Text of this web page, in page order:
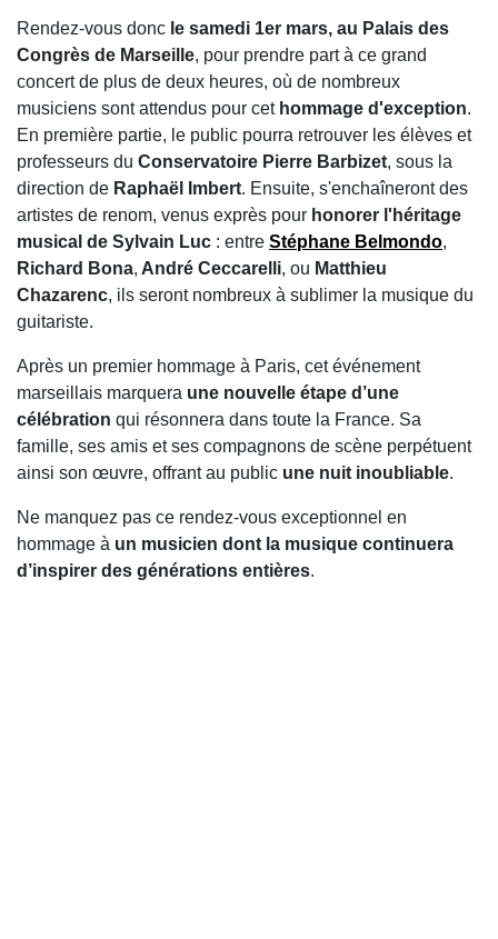
Rendez-vous donc le samedi 1er mars, au Palais des
Congrès de Marseille, pour prendre part à ce grand
concert de plus de deux heures, où de nombreux
musiciens sont attendus pour cet hommage d'exception.
En première partie, le public pourra retrouver les élèves et
professeurs du Conservatoire Pierre Barbizet, sous la
direction de Raphaël Imbert. Ensuite, s'enchaîneront des
artistes de renom, venus exprès pour honorer l'héritage
musical de Sylvain Luc : entre Stéphane Belmondo,
Richard Bona, André Ceccarelli, ou Matthieu
Chazarenc, ils seront nombreux à sublimer la musique du
guitariste.
Après un premier hommage à Paris, cet événement
marseillais marquera une nouvelle étape d’une
célébration qui résonnera dans toute la France. Sa
famille, ses amis et ses compagnons de scène perpétuent
ainsi son œuvre, offrant au public une nuit inoubliable.
Ne manquez pas ce rendez-vous exceptionnel en
hommage à un musicien dont la musique continuera
d’inspirer des générations entières.